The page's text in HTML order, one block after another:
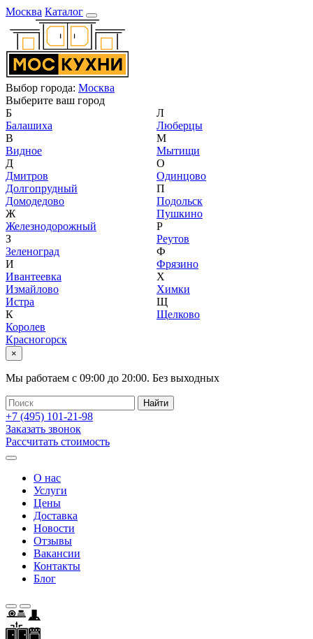
Москва Каталог
Выбор города: Москва
Выберите ваш город
Б
Балашиха
В
Видное
Д
Дмитров
Долгопрудный
Домодедово
Ж
Железнодорожный
З
Зеленоград
И
Ивантеевка
Измайлово
Истра
К
Королев
Красногорск
Л
Люберцы
М
Мытищи
О
Одинцово
П
Подольск
Пушкино
Р
Реутов
Ф
Фрязино
Х
Химки
Щ
Щелково
×
Мы работаем с 09:00 до 20:00. Без выходных
+7 (495) 101-21-98
Заказать звонок
Рассчитать стоимость
О нас
Услуги
Цены
Доставка
Новости
Отзывы
Вакансии
Контакты
Блог